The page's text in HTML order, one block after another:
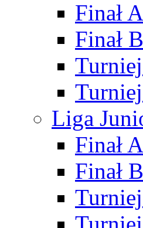
Finał A
Finał B
Liga
Finał A
Finał B